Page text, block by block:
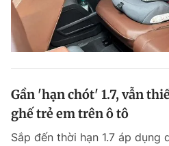
Gần 'hạn chót' 1.7, vẫn
ghế trẻ em trên ô tô
Sắp đến thời hạn 1.7 áp